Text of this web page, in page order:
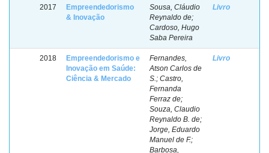
2017
Empreendedorismo
& Inovação
Sousa, Cláudio
Reynaldo de;
Cardoso, Hugo
Saba Pereira
Livro
2018
Empreendedorismo e
Inovação em Saúde:
Ciência & Mercado
Fernandes,
Atson Carlos de
S.; Castro,
Fernanda
Ferraz de;
Souza, Claudio
Reynaldo B. de;
Jorge, Eduardo
Manuel de F.;
Barbosa,
Livro